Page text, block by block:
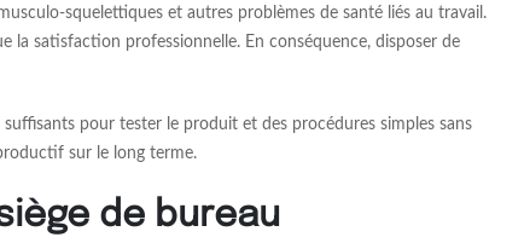
squelettiques et autres problèmes de santé liés au travail.
la satisfaction professionnelle. En conséquence, disposer de
pour tester le produit et des procédures simples sans
sur le long terme.
de bureau